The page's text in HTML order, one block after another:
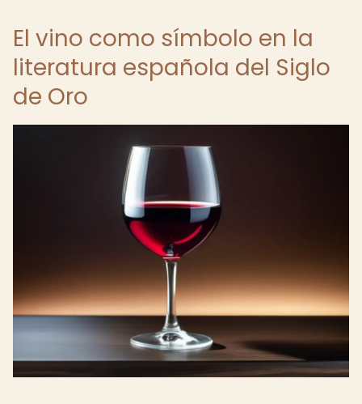
El vino como símbolo en la
literatura española del Siglo
de Oro